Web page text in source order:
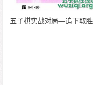
五子棋实战对局—追下取胜